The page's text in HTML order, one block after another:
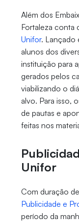
Além dos
Fortaleza conta
Unifor. Lançado
alunos dos
instituição para
gerados pelos
viabilizando o
alvo. Para isso,
de pautas e
feitas nos
Unifor
Com duração
Publicidade e
período da